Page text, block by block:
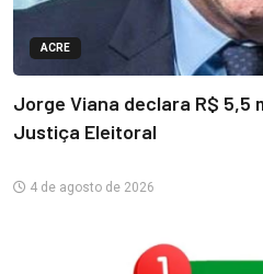
ACRE
Jorge Viana declara R$ 5,5
Justiça Eleitoral
4 de agosto de 2026